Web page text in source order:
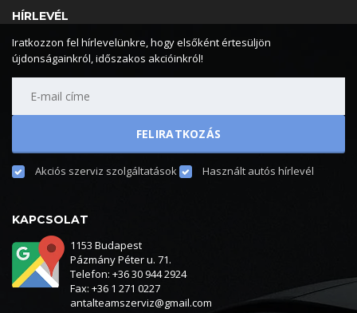
HÍRLEVÉL
Iratkozzon fel hírlevelünkre, hogy elsőként értesüljön
újdonságainkról, időszakos akcióinkról!
Akciós szerviz szolgáltatások Használt autós hírlevél
KAPCSOLAT
1153 Budapest
Pázmány Péter u. 71.
Telefon: +36 30 944 2924
Fax: +36 1 271 0227
antalteamszerviz@gmail.com